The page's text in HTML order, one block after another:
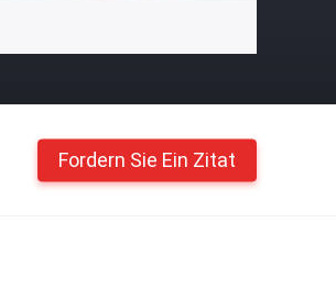
Fordern Sie Ein Zitat